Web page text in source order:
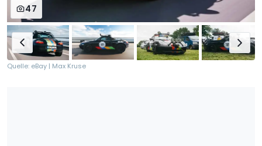
47
Quelle: eBay | Max Kruse